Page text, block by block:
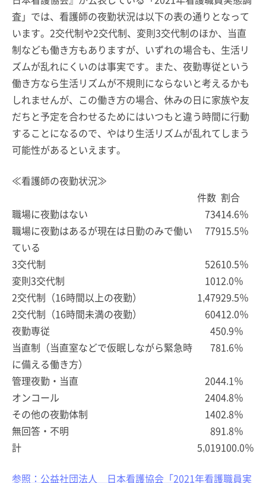
査」では、看護師の夜勤状況は以下の表の通りとなって
います。2交代制や2交代制、変則3交代制のほか、当直
制なども働き方もありますが、いずれの場合も、生活リ
ズムが乱れにくいのは事実です。また、夜勤専従という
働き方なら生活リズムが不規則にならないと考えるかも
しれませんが、この働き方の場合、休みの日に家族や友
だちと予定を合わせるためにはいつもと違う時間に行動
することになるので、やはり生活リズムが乱れてしまう
可能性があるといえます。
≪看護師の夜勤状況≫
件数 割合
職場に夜勤はない
73414.6％
職場に夜勤はあるが現在は日勤のみで働い
ている
77915.5％
3交代制 52610.5％
変則3交代制
1012.0％
2交代制（16時間以上の夜勤）
1,47929.5％
2交代制（16時間未満の夜勤）
60412.0％
夜勤専従
450.9％
当直制（当直室などで仮眠しながら緊急時
に備える働き方）
781.6％
管理夜勤・当直 2044.1％
オンコール
2404.8％
その他の夜勤体制
1402.8％
無回答・不明
891.8％
計
5,019100.0％
参照：公益社団法人 日本看護協会「2021年看護職員実